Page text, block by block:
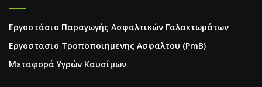
Εργοστάσιο Παραγωγής Ασφαλτικών Γαλακτωμάτων
Εργοστασιο Τροποποιημενης Ασφαλτου (PmB)
Μεταφορά Υγρών Καυσίμων